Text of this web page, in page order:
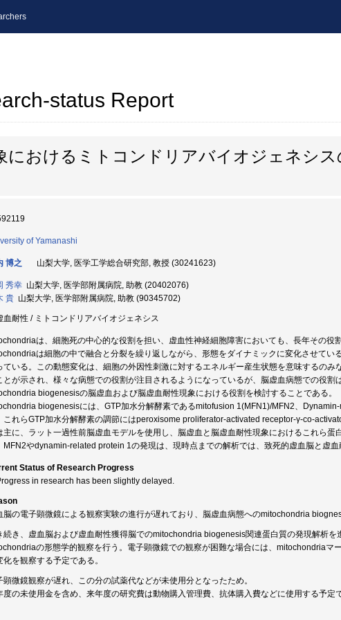
status Report
におけるミトコンドリアバイオジェネシ
of Yamanashi
博之 山梨大学, 医学工学総合研究部, 教授 (30241623)
秀幸 山梨大学, 医学部附属病院, 助教 (20402076)
貴 山梨大学, 医学部附属病院, 助教 (90345702)
血耐性 / ミトコンドリアバイオジェネシス
は、細胞死の中心的な役割を担い、虚血性神経細胞障害においても、長年その役
は細胞の中で融合と分裂を繰り返しながら、形態をダイナミックに変化させてい
ている。この動態変化は、細胞の外因性刺激に対するエネルギー産生状態を意味するのみ
とが示され、様々な病態での役割が注目されるようになっているが、脳虚血病態での役割
biogenesisの脳虚血および脳虚血耐性現象における役割を検討することである。
biogenesisには、GTP加水分解酵素であるmitofusion 1(MFN1)/MFN2、
これらGTP加水分解酵素の調節にはperoxisome proliferator-activated receptor-γ-co-
主に、ラット一過性前脳虚血モデルを使用し、脳虚血と脳虚血耐性現象におけるこれら蛋
MFN2やdynamin-related protein 1の発現は、現時点までの解析では、致死的虚血脳と虚血
Status of Research Progress
in research has been slightly delayed.
脳の電子顕微鏡による観察実験の進行が遅れており、脳虚血病態へのmitochondria
続き、虚血脳および虚血耐性獲得脳でのmitochondria biogenesis関連蛋白質の発現解析を
の形態学的観察を行う。電子顕微鏡での観察が困難な場合には、mitochondriaマ
化を観察する予定である。
顕微鏡観察が遅れ、この分の試薬代などが未使用分となったため。
度の未使用金を含め、来年度の研究費は動物購入管理費、抗体購入費などに使用する予定